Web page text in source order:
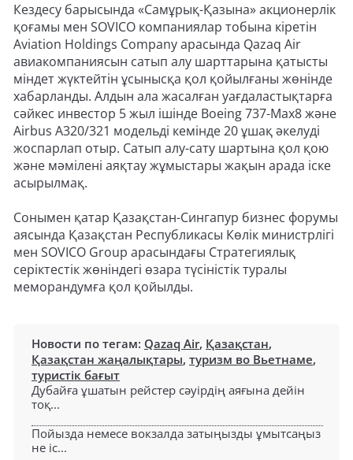
Кездесу барысында «Самұрық-Қазына» акционерлік
қоғамы мен SOVICO компаниялар тобына кіретін
Aviation Holdings Company арасында Qazaq Air
авиакомпаниясын сатып алу шарттарына қатысты
міндет жүктейтін ұсынысқа қол қойылғаны жөнінде
хабарланды. Алдын ала жасалған уағдаластықтарға
сәйкес инвестор 5 жыл ішінде Boeing 737-Max8 және
Airbus A320/321 модельді кемінде 20 ұшақ әкелуді
жоспарлап отыр. Сатып алу-сату шартына қол қою
және мәмілені аяқтау жұмыстары жақын арада іске
асырылмақ.
Сонымен қатар Қазақстан-Сингапур бизнес форумы
аясында Қазақстан Республикасы Көлік министрлігі
мен SOVICO Group арасындағы Стратегиялық
серіктестік жөніндегі өзара түсіністік туралы
меморандумға қол қойылды.
Новости по тегам: Qazaq Air, Қазақстан,
Қазақстан жаңалықтары, туризм во Вьетнаме,
туристік бағыт
Дубайға ұшатын рейстер сәуірдің аяғына дейін
тоқ...
Пойызда немесе вокзалда затыңызды ұмытсаңыз
не іс...